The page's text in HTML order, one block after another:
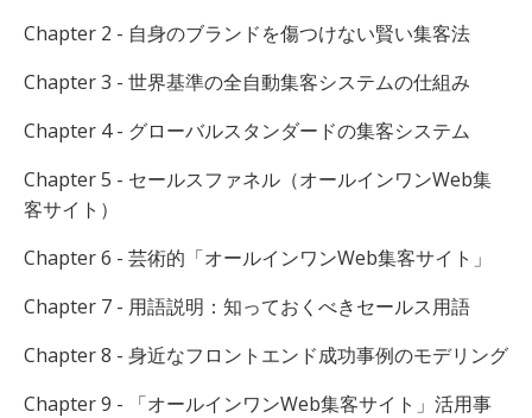
Chapter 2 - 自身のブランドを傷つけない賢い集客法
Chapter 3 - 世界基準の全自動集客システムの仕組み
Chapter 4 - グローバルスタンダードの集客システム
Chapter 5 - セールスファネル（オールインワンWeb集
客サイト）
Chapter 6 - 芸術的「オールインワンWeb集客サイト」
Chapter 7 - 用語説明：知っておくべきセールス用語
Chapter 8 - 身近なフロントエンド成功事例のモデリング
Chapter 9 - 「オールインワンWeb集客サイト」活用事